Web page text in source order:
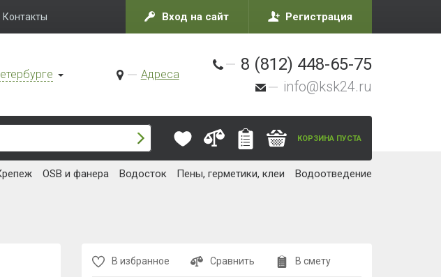
Контакты Вход на сайт Регистрация
Адреса
8 (812) 448-65-75
info@ksk24.ru
КОРЗИНА ПУСТА
OSB и фанера Водосток Пены, герметики, клеи Водоотведение
В избранное Сравнить В смету